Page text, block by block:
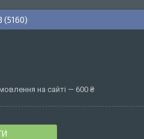
(5160)
на сайті — 600 ₴